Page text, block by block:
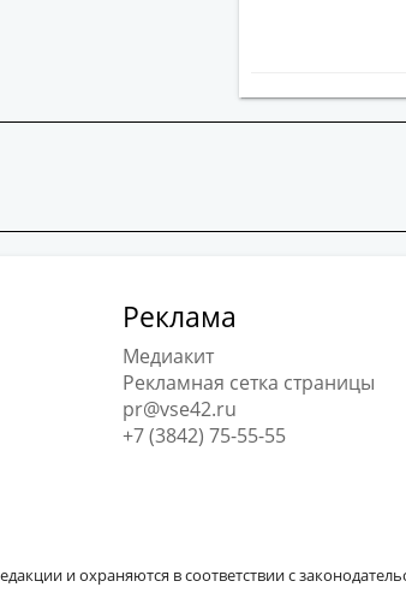
Реклама
Медиакит
Рекламная сетка страницы
pr@vse42.ru
+7 (3842) 75-55-55
и охраняются в соответствии с